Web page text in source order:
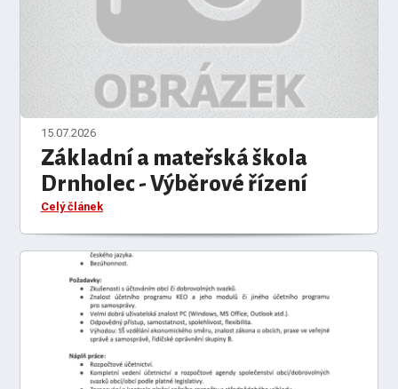
Základní a mateřská škola
Drnholec - Výběrové řízení
15.07.2026
Celý článek